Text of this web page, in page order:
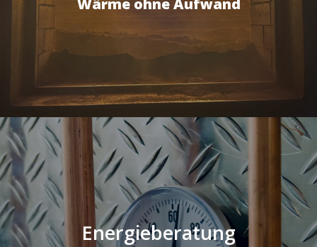
Wärme ohne Aufwand
Energieberatung